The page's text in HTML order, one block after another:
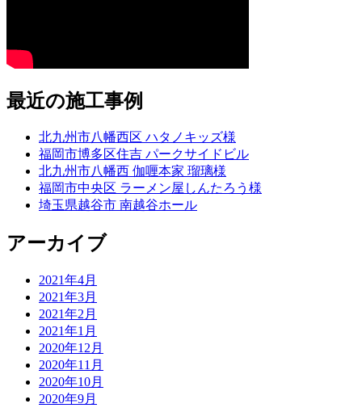
最近の施工事例
北九州市八幡西区 ハタノキッズ様
福岡市博多区住吉 パークサイドビル
北九州市八幡西 伽喱本家 瑠璃様
福岡市中央区 ラーメン屋しんたろう様
埼玉県越谷市 南越谷ホール
アーカイブ
2021年4月
2021年3月
2021年2月
2021年1月
2020年12月
2020年11月
2020年10月
2020年9月